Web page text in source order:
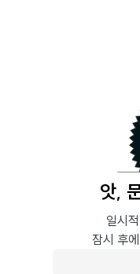
앗,
일시
잠시 후